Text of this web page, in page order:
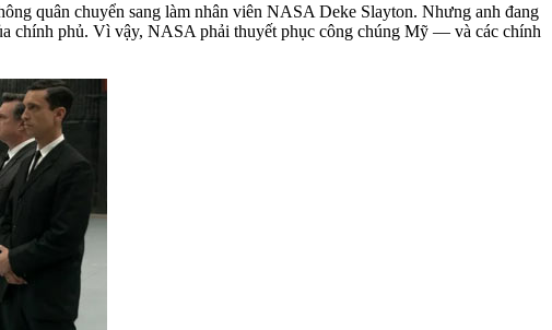
quân chuyển sang làm nhân viên NASA Deke Slayton. Nhưng anh đang
chính phủ. Vì vậy, NASA phải thuyết phục công chúng Mỹ — và các chính